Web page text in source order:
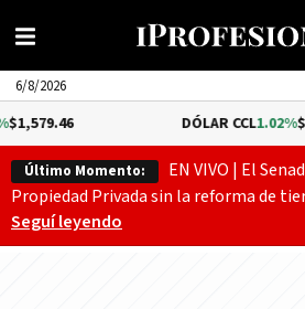
6/8/2026
1.02%$1,575.53
Último Momento:
EN VIVO | El
Propiedad Privada sin la reforma de
Seguí leyendo